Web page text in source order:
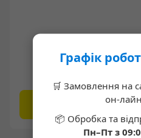
Write the
Write a
Графік
🛒 Замовлення на
он-лайн
📦 Обробка та
Пн–Пт з